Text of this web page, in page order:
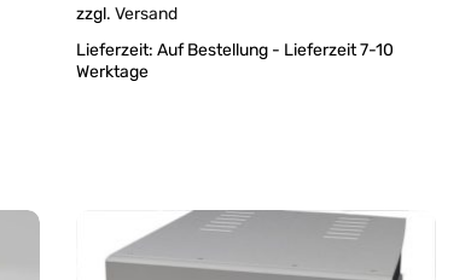
zzgl. Versand
Lieferzeit: Auf Bestellung - Lieferzeit 7-10
Werktage